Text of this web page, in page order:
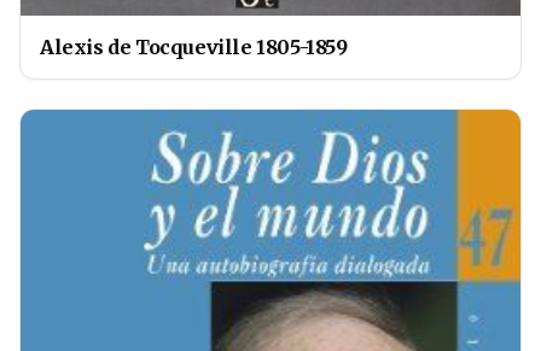
Alexis de Tocqueville 1805-1859